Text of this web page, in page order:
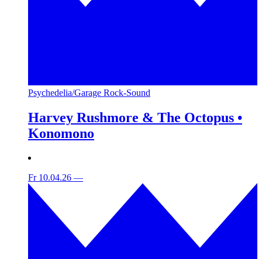
Psychedelia/Garage Rock-Sound
Harvey Rushmore & The Octopus •
Konomono
Fr 10.04.26 —